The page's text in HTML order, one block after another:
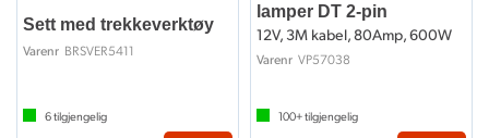
Sett med trekkeverktøy
Varenr BRSVER5411
6tilgjengelig
lamper DT 2-pin
12V, 3M kabel, 80Amp, 600W
Varenr VP57038
100+tilgjengelig